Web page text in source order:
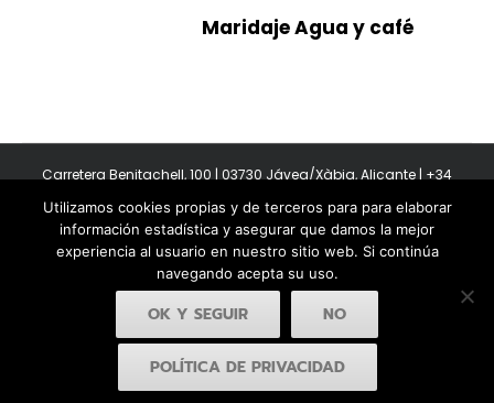
Maridaje Agua y café
Carretera Benitachell, 100 | 03730 Jávea/Xàbia, Alicante | +34
Copyright 2011-2026 BonAmb Restaurant | All Rights Reserved |
Política de privacidad|Powered by Insertcom
Facebook
YouTubeInstagram
MyBusiness
Utilizamos cookies propias y de terceros para para elaborar
información estadística y asegurar que damos la mejor
experiencia al usuario en nuestro sitio web. Si continúa
navegando acepta su uso.
OK Y SEGUIR NO
POLÍTICA DE PRIVACIDAD